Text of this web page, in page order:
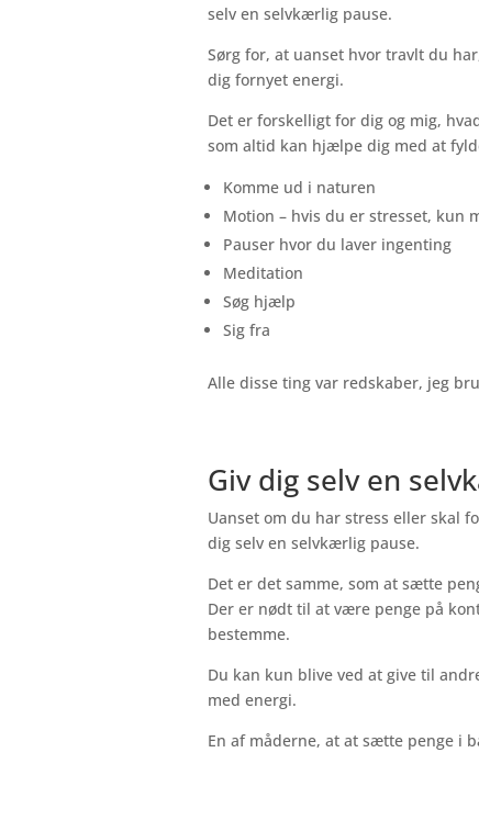
selv en selvkærlig pause.
Sørg for, at uanset hvor travlt du
dig fornyet energi.
Det er forskelligt for dig og mig,
som altid kan hjælpe dig med at
Komme ud i naturen
Motion – hvis du er stresset, kun
Pauser hvor du laver ingenting
Meditation
Søg hjælp
Sig fra
Alle disse ting var redskaber, jeg
Giv dig selv en
Uanset om du har stress eller skal
dig selv en selvkærlig pause.
Det er det samme, som at sætte
Der er nødt til at være penge på
bestemme.
Du kan kun blive ved at give til
med energi.
En af måderne, at at sætte penge i